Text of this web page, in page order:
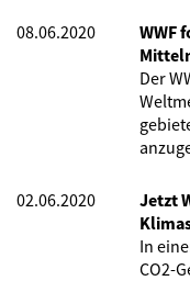
08.06.2020
WWF
Der
02.06.2020
Jetzt
In
CO2-